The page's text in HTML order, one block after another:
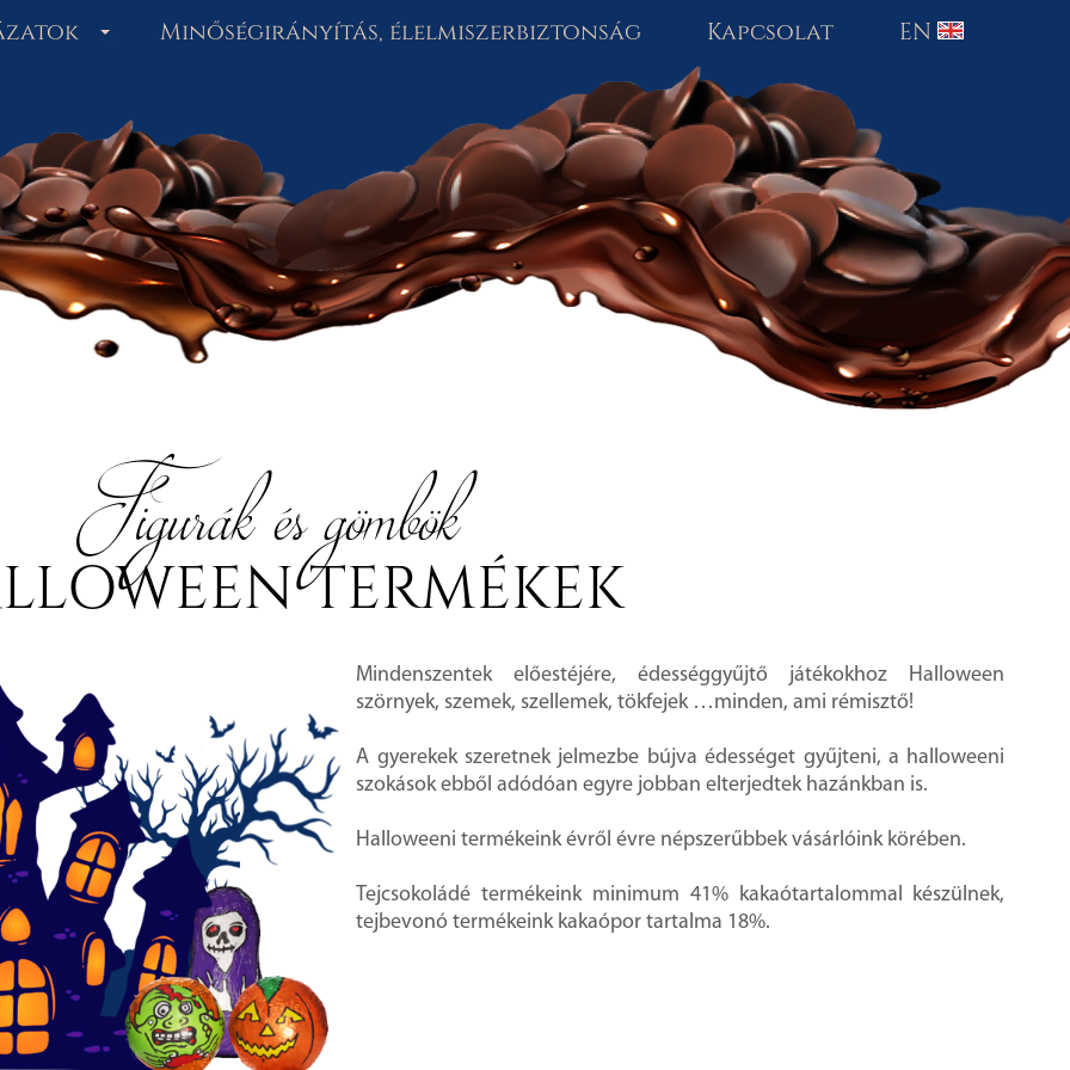
Minőségirányítás, élelmiszerbiztonság Kapcsolat EN
Figurák és gömbök
TERMÉKEK
Mindenszentek előestéjére, édességgyűjtő játékokhoz Halloween
szörnyek, szemek, szellemek, tökfejek …minden, ami rémisztő!
A gyerekek szeretnek jelmezbe bújva édességet gyűjteni, a halloweeni
szokások ebből adódóan egyre jobban elterjedtek hazánkban is.
Halloweeni termékeink évről évre népszerűbbek vásárlóink körében.
Tejcsokoládé termékeink minimum 41% kakaótartalommal készülnek,
tejbevonó termékeink kakaópor tartalma 18%.